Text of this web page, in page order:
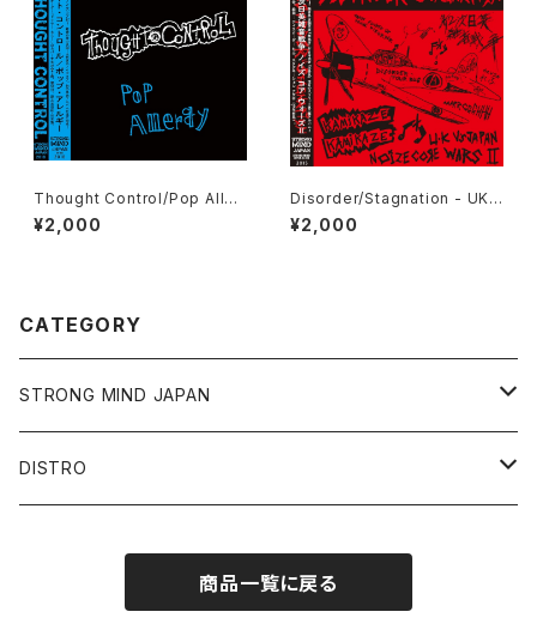
Thought Control/Pop Aller
gy CD
¥2,000
Disorder/Stagnation - UK v
s Japan Noize Core Wars II
CD
¥2,000
CATEGORY
STRONG MIND JAPAN
CD
CASSETTE TAPE
DISTRO
商品一覧に戻る